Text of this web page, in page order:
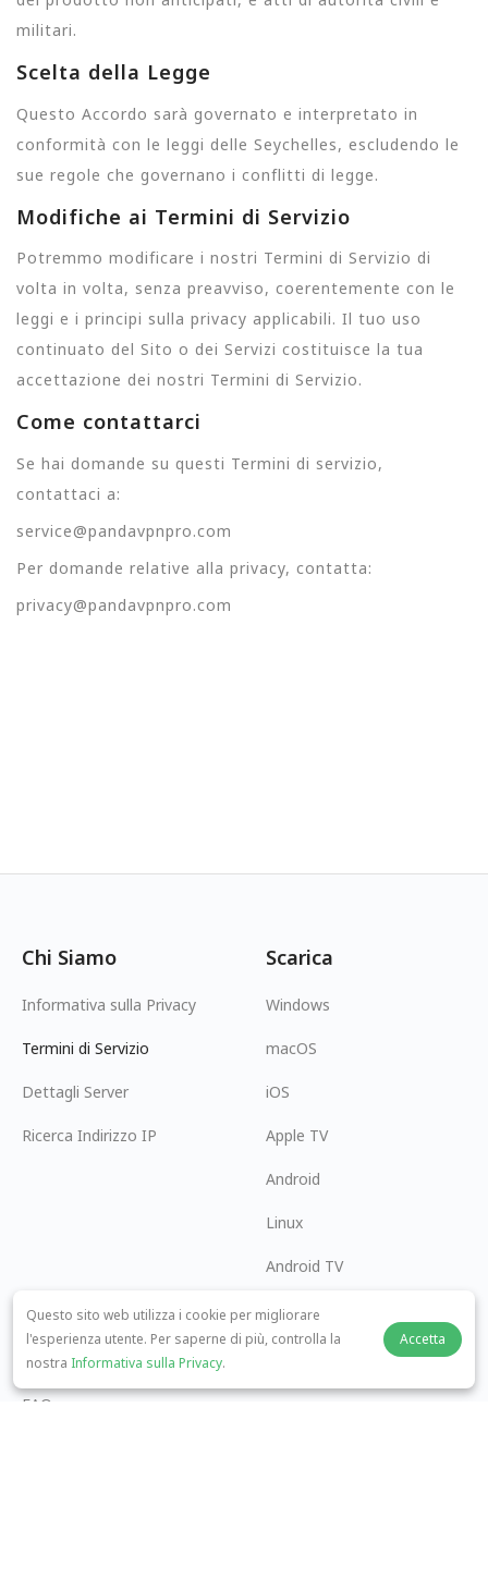
militari.
Scelta della Legge
Questo Accordo sarà governato e interpretato in
conformità con le leggi delle Seychelles, escludendo le
sue regole che governano i conflitti di legge.
Modifiche ai Termini di Servizio
Potremmo modificare i nostri Termini di Servizio di
volta in volta, senza preavviso, coerentemente con le
leggi e i principi sulla privacy applicabili. Il tuo uso
continuato del Sito o dei Servizi costituisce la tua
accettazione dei nostri Termini di Servizio.
Come contattarci
Se hai domande su questi Termini di servizio,
contattaci a:
service@pandavpnpro.com
Per domande relative alla privacy, contatta:
privacy@pandavpnpro.com
Chi Siamo
Informativa sulla Privacy
Termini di Servizio
Dettagli Server
Ricerca Indirizzo IP
Scarica
Windows
macOS
iOS
Apple TV
Android
Linux
Android TV
Centro Assistenza
panda7x24@gmail.com
FAQ
Cooperazione
Diventa un Affiliato
Questo sito web utilizza i cookie per migliorare
l'esperienza utente. Per saperne di più, controlla la
nostra Informativa sulla Privacy.
Accetta